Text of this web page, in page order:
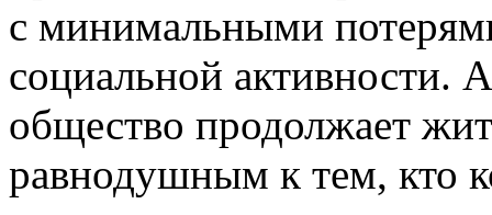
с минимальными
социальной активности.
общество продолжает
равнодушным к тем, кто